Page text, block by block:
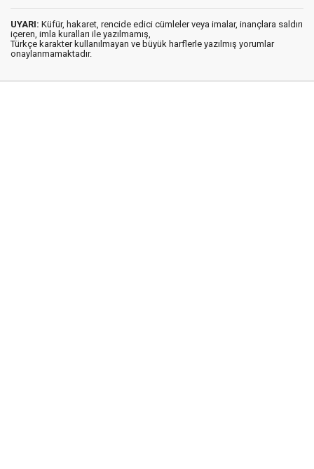
UYARI: Küfür, hakaret, rencide edici cümleler veya imalar, inançlara saldırı
içeren, imla kuralları ile yazılmamış,
Türkçe karakter kullanılmayan ve büyük harflerle yazılmış yorumlar
onaylanmamaktadır.